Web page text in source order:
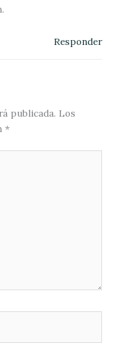
Responder
publicada. Los
*